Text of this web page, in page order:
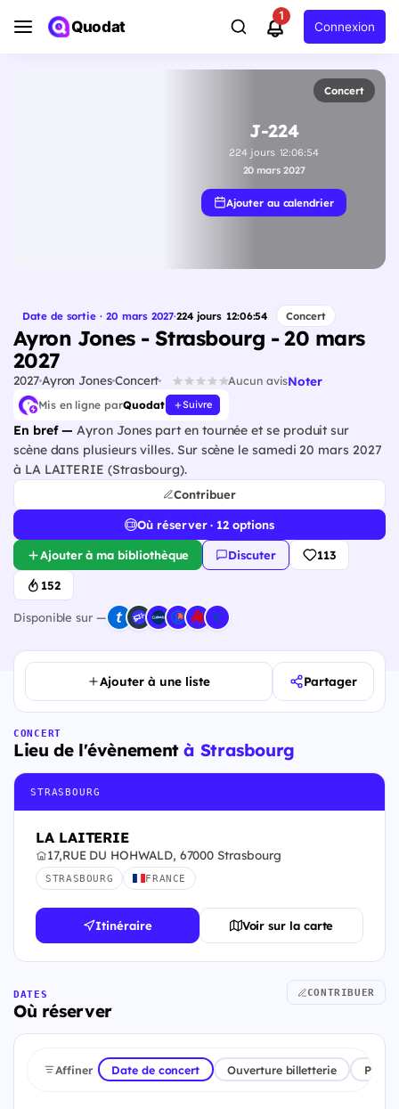
Quodat
1
Connexion
Concert
J-224
224jours 12:06:53
20 mars 2027
Ajouter au calendrier
Date de sortie · 20 mars 2027·224 jours 12:06:53 Concert
Ayron Jones - Strasbourg - 20 mars
2027
2027Ayron JonesConcert Aucun avisNoter
Mis en ligne parQuodat Suivre
En bref — Ayron Jones part en tournée et se produit sur
scène dans plusieurs villes. Sur scène le samedi 20 mars 2027
à LA LAITERIE (Strasbourg).
Contribuer
Où réserver · 12 options
Ajouter à ma bibliothèque Discuter 113
152
Disponible sur —
Ajouter à une liste Partager
CONCERT
Lieu de l'évènementà Strasbourg
STRASBOURG
LA LAITERIE
17,RUE DU HOHWALD, 67000 Strasbourg
STRASBOURG FRANCE
Itinéraire Voir sur la carte
DATES
Où réserver
CONTRIBUER
Affiner Date de concert Ouverture billetterie